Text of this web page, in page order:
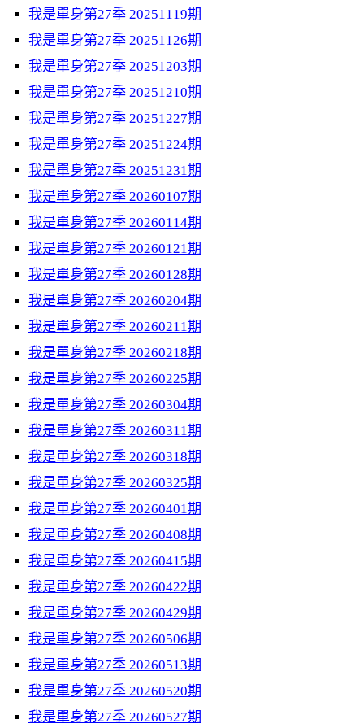
我是單身第27季 20251119期
我是單身第27季 20251126期
我是單身第27季 20251203期
我是單身第27季 20251210期
我是單身第27季 20251227期
我是單身第27季 20251224期
我是單身第27季 20251231期
我是單身第27季 20260107期
我是單身第27季 20260114期
我是單身第27季 20260121期
我是單身第27季 20260128期
我是單身第27季 20260204期
我是單身第27季 20260211期
我是單身第27季 20260218期
我是單身第27季 20260225期
我是單身第27季 20260304期
我是單身第27季 20260311期
我是單身第27季 20260318期
我是單身第27季 20260325期
我是單身第27季 20260401期
我是單身第27季 20260408期
我是單身第27季 20260415期
我是單身第27季 20260422期
我是單身第27季 20260429期
我是單身第27季 20260506期
我是單身第27季 20260513期
我是單身第27季 20260520期
我是單身第27季 20260527期